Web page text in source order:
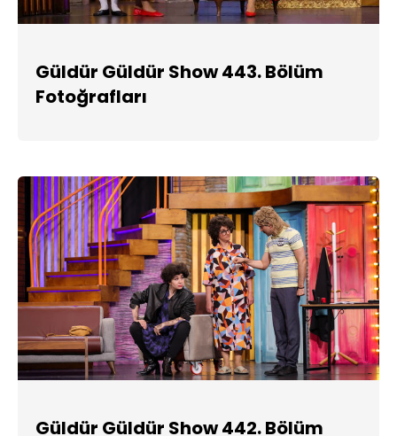
Güldür Güldür Show 443. Bölüm
Fotoğrafları
Güldür Güldür Show 442. Bölüm